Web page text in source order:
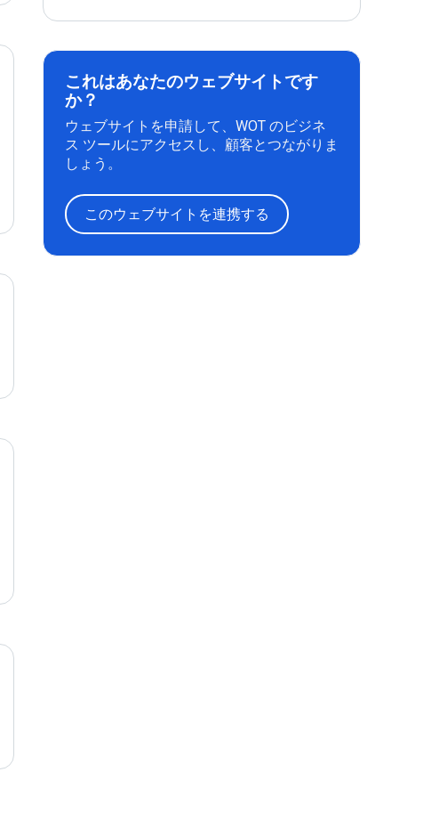
これはあなたのウェブサイトです
か？
ウェブサイトを申請して、WOT のビジネ
ス ツールにアクセスし、顧客とつながりま
しょう。
このウェブサイトを連携する